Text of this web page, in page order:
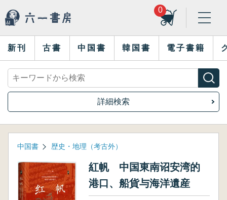
0
新刊 古書 中国書 韓国書 電子書籍
詳細検索
中国書 歴史・地理（考古外）
紅帆 中国東南诏安湾的
港口、船貨与海洋遺産